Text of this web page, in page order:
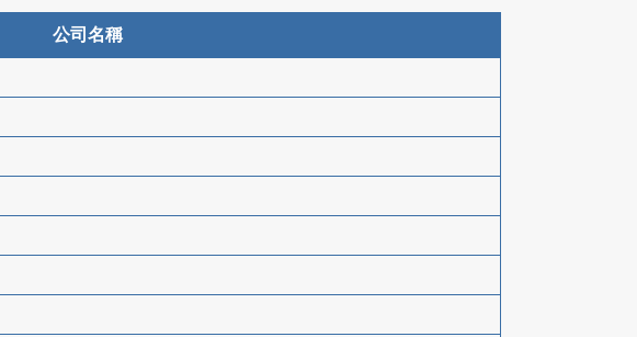
公司名稱